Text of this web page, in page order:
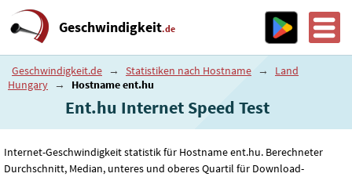
Geschwindigkeit.de
Geschwindigkeit.de → Statistiken nach Hostname →
Land
Hungary → Hostname ent.hu
Ent.hu Internet Speed ​​Test
Internet-Geschwindigkeit statistik für Hostname ent.hu. Berechneter
Durchschnitt, Median, unteres und oberes Quartil für Download-